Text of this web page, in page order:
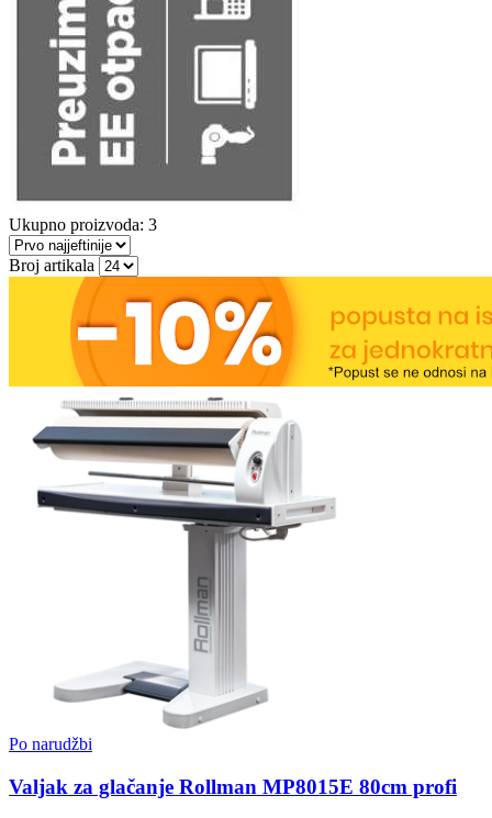
Ukupno proizvoda: 3
Broj artikala
Po narudžbi
Valjak za glačanje Rollman MP8015E 80cm profi